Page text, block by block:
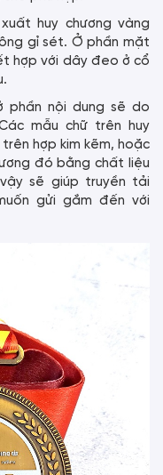
huy chương vàng
gỉ sét. Ở phần mặt
hợp với dây đeo ở cổ
phần nội dung sẽ do
mẫu chữ trên huy
hợp kim kẽm, hoặc
đó bằng chất liệu
sẽ giúp truyền tải
gửi gắm đến với